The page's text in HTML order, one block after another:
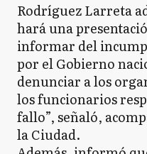
Rodríguez Larreta
hará una
informar del
por el Gobierno
denunciar a los
los funcionarios
fallo”, señaló,
la Ciudad.